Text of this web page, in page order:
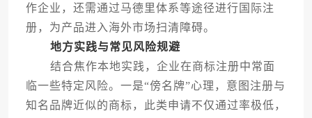
作企业，还需通过马德里体系等途径进行国际注
册，为产品进入海外市场扫清障碍。
地方实践与常见风险规避
结合焦作本地实践，企业在商标注册中常面
临一些特定风险。一是“傍名牌”心理，意图注册与
知名品牌近似的商标，此类申请不仅通过率极低，